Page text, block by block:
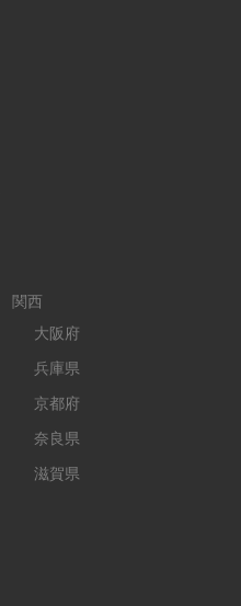
関西
大阪府
兵庫県
京都府
奈良県
滋賀県